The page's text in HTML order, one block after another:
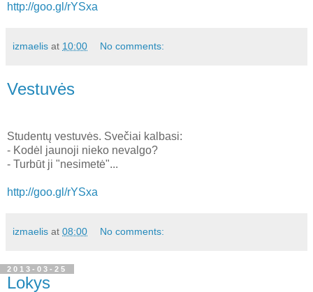
http://goo.gl/rYSxa
izmaelis at 10:00 No comments:
Vestuvės
Studentų vestuvės. Svečiai kalbasi:
- Kodėl jaunoji nieko nevalgo?
- Turbūt ji "nesimetė"...
http://goo.gl/rYSxa
izmaelis at 08:00 No comments:
2013-03-25
Lokys